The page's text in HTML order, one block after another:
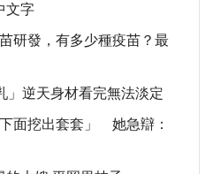
文字
研發，有多少種疫苗？最
」逆天身材看完無法淡定
面挖出套套」 她急辯：